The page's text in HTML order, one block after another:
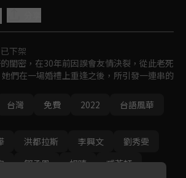
下架
閨密，在30年前因誤會友情決裂，從此老死
們在一場婚禮上重逢之後，所引發一連串的
台灣 免費 2022 台語風華
洪都拉斯 李興文
劉秀雯
鄒承恩 楊晴
臧芮軒